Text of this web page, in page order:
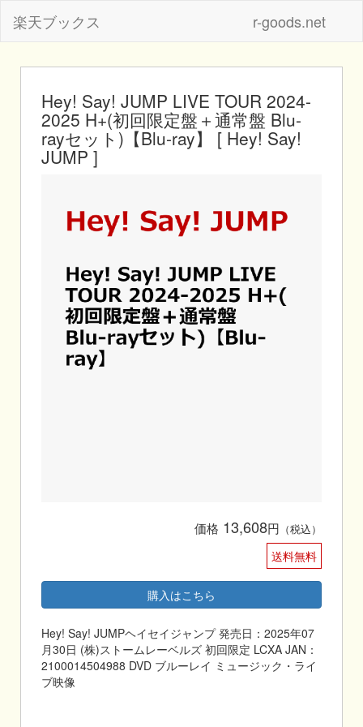
楽天ブックス r-goods.net
Hey! Say! JUMP LIVE TOUR 2024-
2025 H+(初回限定盤＋通常盤 Blu-
rayセット)【Blu-ray】 [ Hey! Say!
JUMP ]
価格 13,608円 （税込）
送料無料
購入はこちら
Hey! Say! JUMPヘイセイジャンプ 発売日：2025年07
月30日 (株)ストームレーベルズ 初回限定 LCXA JAN：
2100014504988 DVD ブルーレイ ミュージック・ライ
ブ映像